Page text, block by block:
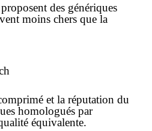
des génériques
moins chers que la
et la réputation du
homologués par
équivalente.